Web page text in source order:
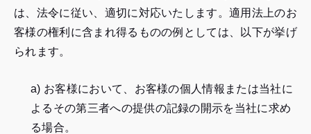
は、法令に従い、適切に対応いたします。適用法上のお
客様の権利に含まれ得るものの例としては、以下が挙げ
られます。
a) お客様において、お客様の個人情報または当社に
よるその第三者への提供の記録の開示を当社に求め
る場合。